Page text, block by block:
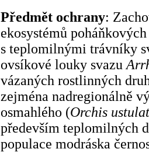
Předmět ochrany:
ekosystémů
s teplomilnými trávníky
ovsíkové louky svazu
vázaných rostlinných
zejména nadregionálně
osmahlého (Orchis
především teplomilných
populace modráska